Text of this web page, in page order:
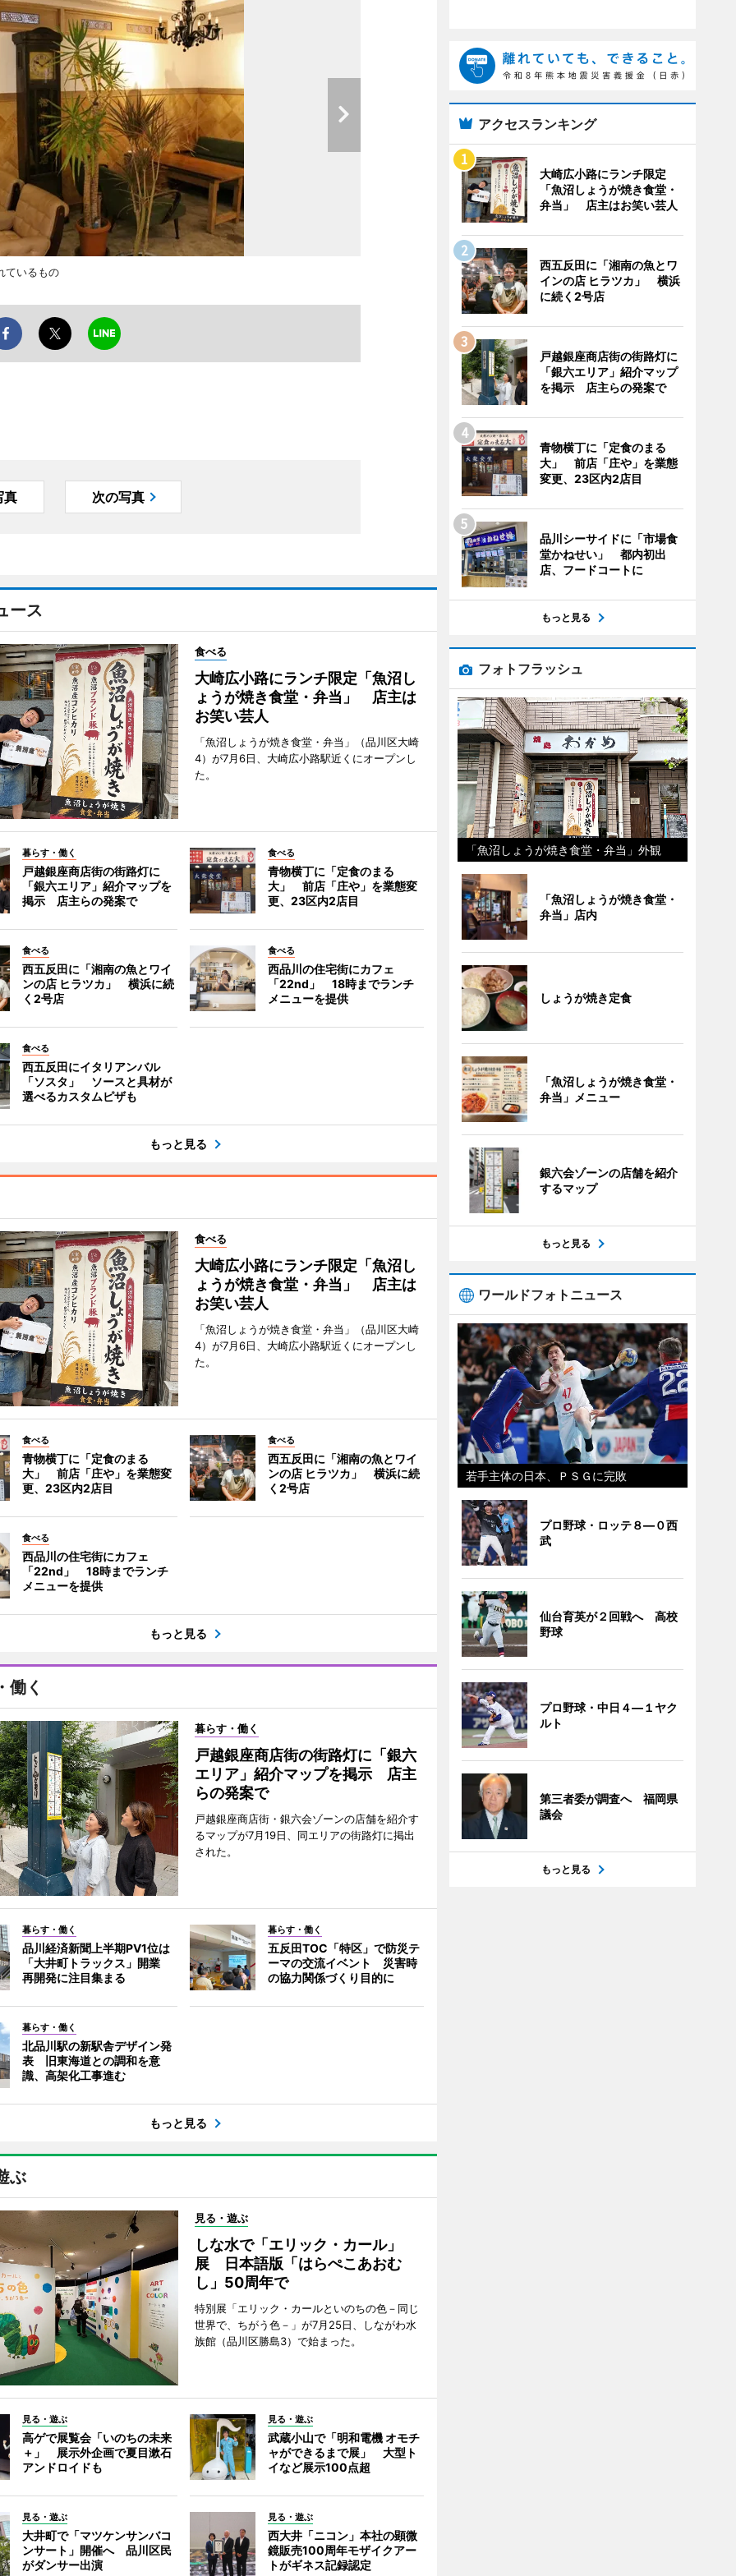
ているもの
真 次の写真
ース
食べる
大崎広小路にランチ限定「魚沼し
ょうが焼き食堂・弁当」 店主は
お笑い芸人
「魚沼しょうが焼き食堂・弁当」（品川区大崎
4）が7月6日、大崎広小路駅近くにオープンし
た。
暮らす・働く
戸越銀座商店街の街路灯に
「銀六エリア」紹介マップを
掲示 店主らの発案で
食べる
青物横丁に「定食のまる
大」 前店「庄や」を業態変
更、23区内2店目
食べる
西五反田に「湘南の魚とワイ
ンの店 ヒラツカ」 横浜に続
く2号店
食べる
西品川の住宅街にカフェ
「22nd」 18時までランチ
メニューを提供
食べる
西五反田にイタリアンバル
「ソスタ」 ソースと具材が
選べるカスタムピザも
もっと見る
食べる
大崎広小路にランチ限定「魚沼し
ょうが焼き食堂・弁当」 店主は
お笑い芸人
「魚沼しょうが焼き食堂・弁当」（品川区大崎
4）が7月6日、大崎広小路駅近くにオープンし
た。
食べる
青物横丁に「定食のまる
大」 前店「庄や」を業態変
更、23区内2店目
食べる
西五反田に「湘南の魚とワイ
ンの店 ヒラツカ」 横浜に続
く2号店
食べる
西品川の住宅街にカフェ
「22nd」 18時までランチ
メニューを提供
もっと見る
働く
暮らす・働く
戸越銀座商店街の街路灯に「銀六
エリア」紹介マップを掲示 店主
らの発案で
戸越銀座商店街・銀六会ゾーンの店舗を紹介す
るマップが7月19日、同エリアの街路灯に掲出
された。
暮らす・働く
品川経済新聞上半期PV1位は
「大井町トラックス」開業
再開発に注目集まる
暮らす・働く
五反田TOC「特区」で防災テ
ーマの交流イベント 災害時
の協力関係づくり目的に
暮らす・働く
北品川駅の新駅舎デザイン発
表 旧東海道との調和を意
識、高架化工事進む
もっと見る
ぶ
見る・遊ぶ
しな水で「エリック・カール」
展 日本語版「はらぺこあおむ
し」50周年で
特別展「エリック・カールといのちの色－同じ
世界で、ちがう色－」が7月25日、しながわ水
族館（品川区勝島3）で始まった。
見る・遊ぶ
高ゲで展覧会「いのちの未来
＋」 展示外企画で夏目漱石
アンドロイドも
見る・遊ぶ
武蔵小山で「明和電機 オモチ
ャができるまで展」 大型ト
イなど展示100点超
見る・遊ぶ
大井町で「マツケンサンバコ
ンサート」開催へ 品川区民
がダンサー出演
見る・遊ぶ
西大井「ニコン」本社の顕微
鏡販売100周年モザイクアー
トがギネス記録認定
アクセスランキング
大崎広小路にランチ限定
「魚沼しょうが焼き食堂・
弁当」 店主はお笑い芸人
西五反田に「湘南の魚とワ
インの店 ヒラツカ」 横浜
に続く2号店
戸越銀座商店街の街路灯に
「銀六エリア」紹介マップ
を掲示 店主らの発案で
青物横丁に「定食のまる
大」 前店「庄や」を業態
変更、23区内2店目
品川シーサイドに「市場食
堂かねせい」 都内初出
店、フードコートに
もっと見る
フォトフラッシュ
「魚沼しょうが焼き食堂・弁当」外観
「魚沼しょうが焼き食堂・
弁当」店内
しょうが焼き定食
「魚沼しょうが焼き食堂・
弁当」メニュー
銀六会ゾーンの店舗を紹介
するマップ
もっと見る
ワールドフォトニュース
若手主体の日本、ＰＳＧに完敗
プロ野球・ロッテ８―０西
武
仙台育英が２回戦へ 高校
野球
プロ野球・中日４―１ヤク
ルト
第三者委が調査へ 福岡県
議会
もっと見る